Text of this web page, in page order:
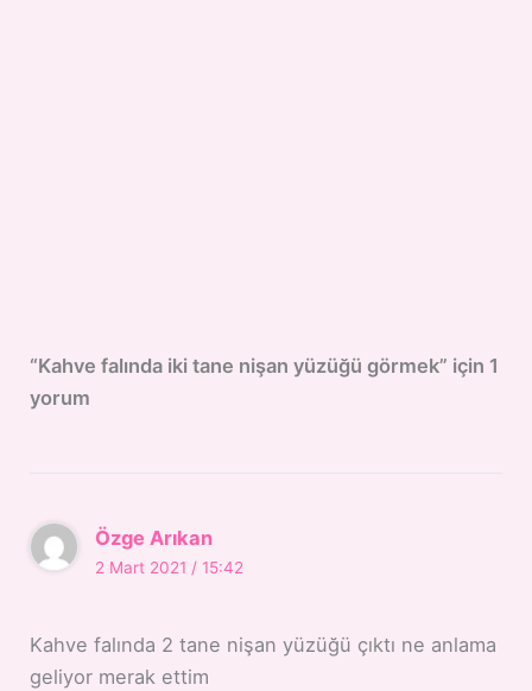
“Kahve falında iki tane nişan yüzüğü görmek” için 1
yorum
Özge Arıkan
2 Mart 2021 / 15:42
Kahve falında 2 tane nişan yüzüğü çıktı ne anlama
geliyor merak ettim